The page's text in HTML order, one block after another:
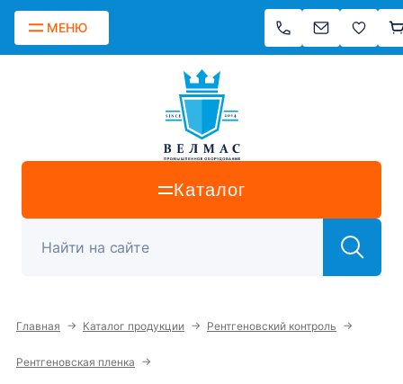
МЕНЮ
Каталог
Главная → Каталог продукции → Рентгеновский контроль →
Рентгеновская пленка →